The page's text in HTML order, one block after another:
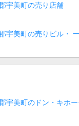
宇美町の売り店舗
宇美町の売りビル・
宇美町のドン・キホー